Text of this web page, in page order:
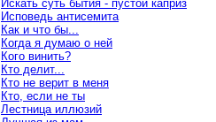
Искать суть бытия - пустой каприз
Исповедь антисемита
Как и что бы...
Когда я думаю о ней
Кого винить?
Кто делит...
Кто не верит в меня
Кто, если не ты
Лестница иллюзий